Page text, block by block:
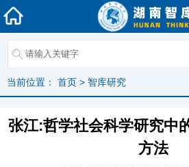
当前位置： 首页 > 智库研究
张江:哲学社会科学研究中
方法